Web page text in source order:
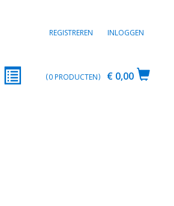
REGISTREREN INLOGGEN
€ 0,00
0PRODUCTEN